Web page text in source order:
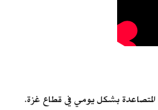
بشكل يومي في قطاع غزة.